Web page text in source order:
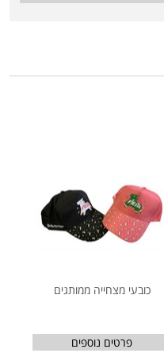
כובעי מצחייה ממותגים
פרטים נוספים